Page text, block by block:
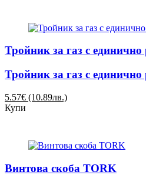
Тройник за газ с единично
Тройник за газ с единично
5.57€ (10.89лв.)
Купи
Винтова скоба TORK